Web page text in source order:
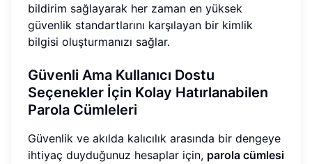
bildirim sağlayarak her zaman en yüksek
güvenlik standartlarını karşılayan bir kimlik
bilgisi oluşturmanızı sağlar.
Güvenli Ama Kullanıcı Dostu
Seçenekler İçin Kolay Hatırlanabilen
Parola Cümleleri
Güvenlik ve akılda kalıcılık arasında bir dengeye
ihtiyaç duyduğunuz hesaplar için, parola cümlesi